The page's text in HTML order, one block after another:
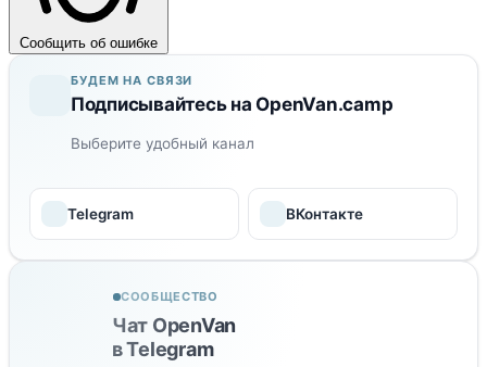
Сообщить об ошибке
БУДЕМ НА СВЯЗИ
Подписывайтесь на OpenVan.camp
Выберите удобный канал
Telegram ВКонтакте
СООБЩЕСТВО
Чат OpenVan
в Telegram